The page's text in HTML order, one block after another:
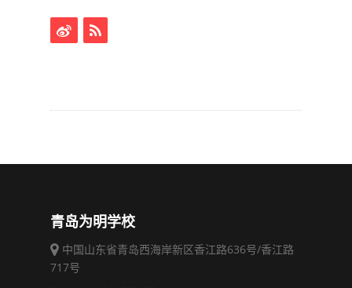
青岛为明学校
中国山东省青岛西海岸新区香江路636号/香江路
717号